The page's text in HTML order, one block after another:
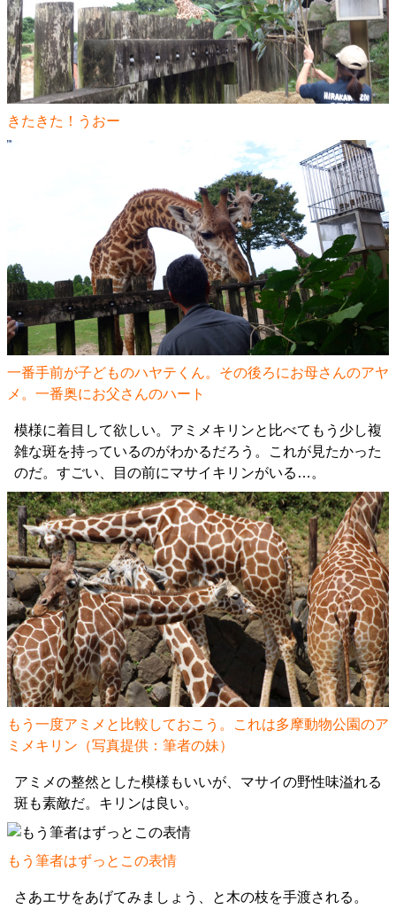
きたきた！うおー
一番手前が子どものハヤテくん。その後ろにお母さんのアヤ
メ。一番奥にお父さんのハート
模様に着目して欲しい。アミメキリンと比べてもう少し複
雑な斑を持っているのがわかるだろう。これが見たかった
のだ。すごい、目の前にマサイキリンがいる…。
もう一度アミメと比較しておこう。これは多摩動物公園のア
ミメキリン（写真提供：筆者の妹）
アミメの整然とした模様もいいが、マサイの野性味溢れる
斑も素敵だ。キリンは良い。
もう筆者はずっとこの表情
さあエサをあげてみましょう、と木の枝を手渡される。